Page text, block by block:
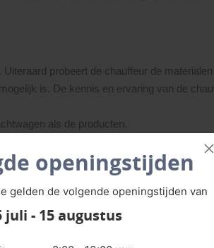
probeert de chauffeur de
is. De kennis en ervaring van de
als de producten.
op elkaar.
Neem bij twijfel direct contact met ons
controleren op eventuele
openingstijden
gelden de volgende openingstijden van
juli - 15 augustus